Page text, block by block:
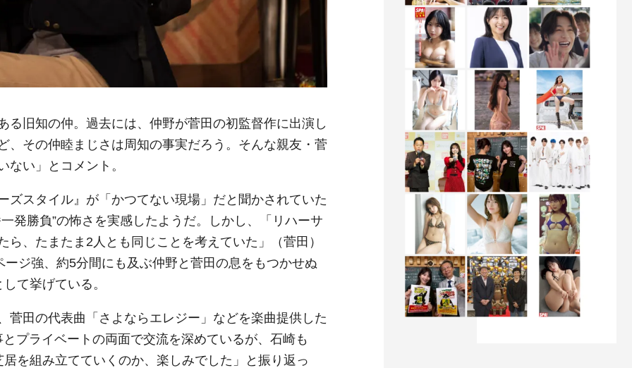
る旧知の仲。過去には、仲野が菅田の初監督作に出演し
、その仲睦まじさは周知の事実だろう。そんな親友・菅
ない」とコメント。
ズスタイル』が「かつてない現場」だと聞かされていた
発勝負”の怖さを実感したようだ。しかし、「リハーサ
、たまたま2人とも同じことを考えていた」（菅田）
ジ強、約5分間にも及ぶ仲野と菅田の息をもつかせぬ
て挙げている。
菅田の代表曲「さよならエレジー」などを楽曲提供した
プライベートの両面で交流を深めているが、石崎も
を組み立てていくのか、楽しみでした」と振り返っ